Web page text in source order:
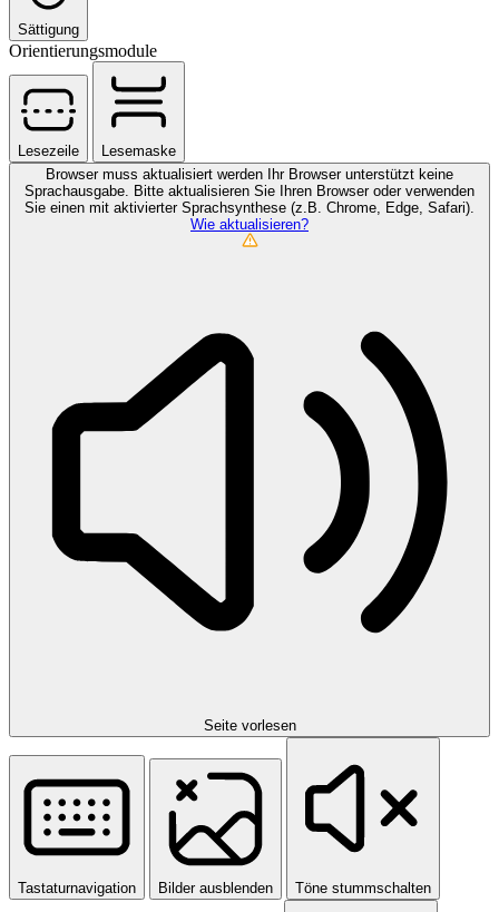
Sättigung
Orientierungsmodule
Lesezeile
Lesemaske
Browser muss aktualisiert werden
Ihr Browser unterstützt keine
Sprachausgabe. Bitte aktualisieren Sie Ihren Browser oder verwenden
Sie einen mit aktivierter Sprachsynthese (z.B. Chrome, Edge, Safari).
Wie aktualisieren?
Seite vorlesen
Tastaturnavigation Bilder ausblenden Töne stummschalten